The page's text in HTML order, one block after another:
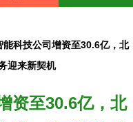
能科技公司增资至30.6亿，北
迎来新契机
资至30.6亿，北